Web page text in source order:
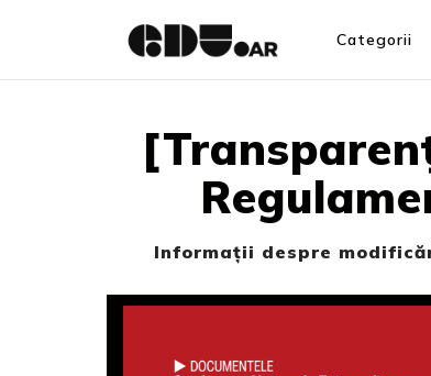
Categorii
Informații despre